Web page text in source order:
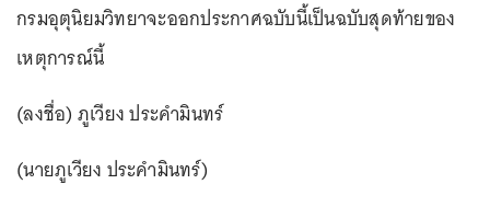
กรมอุตุนิยมวิทยาจะออกประกาศฉบับนี้เป็นฉบับสุดท้ายของ
เหตุการณ์นี้
(ลงชื่อ) ภูเวียง ประคำมินทร์
(นายภูเวียง ประคำมินทร์)